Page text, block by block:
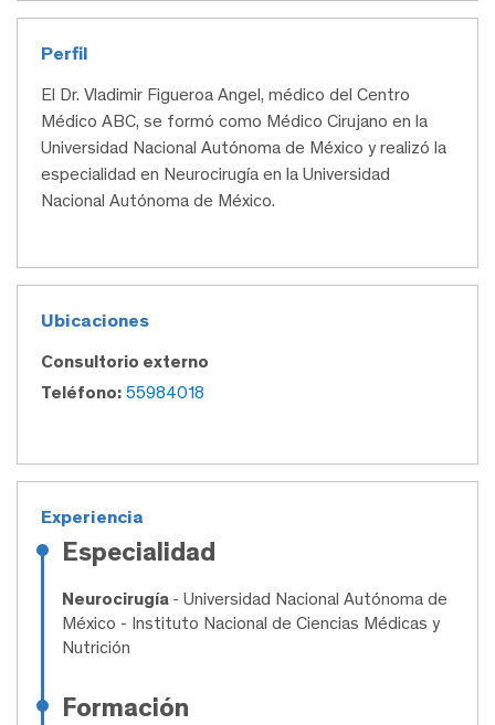
Perfil
El Dr. Vladimir Figueroa Angel, médico del Centro
Médico ABC, se formó como Médico Cirujano en la
Universidad Nacional Autónoma de México y realizó la
especialidad en Neurocirugía en la Universidad
Nacional Autónoma de México.
Ubicaciones
Consultorio externo
Teléfono: 55984018
Experiencia
Especialidad
Neurocirugía - Universidad Nacional Autónoma de
México - Instituto Nacional de Ciencias Médicas y
Nutrición
Formación